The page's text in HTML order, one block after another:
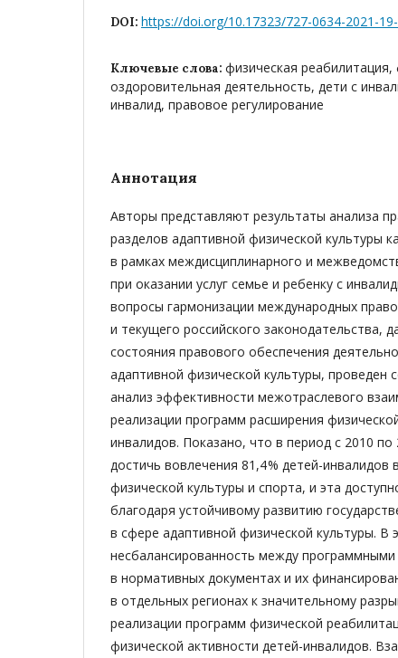
DOI: https://doi.org/10.17323/727-0634-2021-
Ключевые слова: физическая реабилитация,
оздоровительная деятельность, дети с
инвалид, правовое регулирование
Аннотация
Авторы представляют результаты анализа
разделов адаптивной физической культуры
в рамках междисциплинарного и
при оказании услуг семье и ребенку с
вопросы гармонизации международных
и текущего российского законодательства,
состояния правового обеспечения
адаптивной физической культуры, проведен
анализ эффективности межотраслевого
реализации программ расширения
инвалидов. Показано, что в период с 2010 по
достичь вовлечения 81,4 % детей-инвалидов
физической культуры и спорта, и эта
благодаря устойчивому развитию
в сфере адаптивной физической культуры. В
несбалансированность между
в нормативных документах и их
в отдельных регионах к значительному
реализации программ физической
физической активности детей-инвалидов.